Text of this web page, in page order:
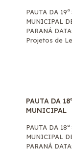
PAUTA DA
MUNICIPAL
PARANÁ
Projetos de
PAUTA DA
MUNICIPAL
PAUTA DA
MUNICIPAL
PARANÁ